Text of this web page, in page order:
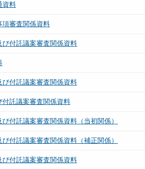
資料
審査関係資料
付託議案審査関係資料
付託議案審査関係資料
託議案審査関係資料
託議案審査関係資料（当初関係）
託議案審査関係資料（補正関係）
付託議案審査関係資料